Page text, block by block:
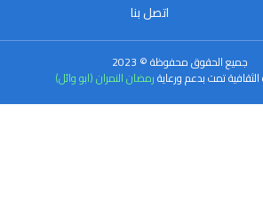
اتصل بنا
جميع الحقوق محفوظة © 2023
تمت بدعم ورعايةرمضان النمران (ابو وائل)